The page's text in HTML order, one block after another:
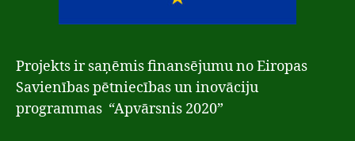
Projekts ir saņēmis finansējumu no Eiropas
Savienības pētniecības un inovāciju
programmas “Apvārsnis 2020”